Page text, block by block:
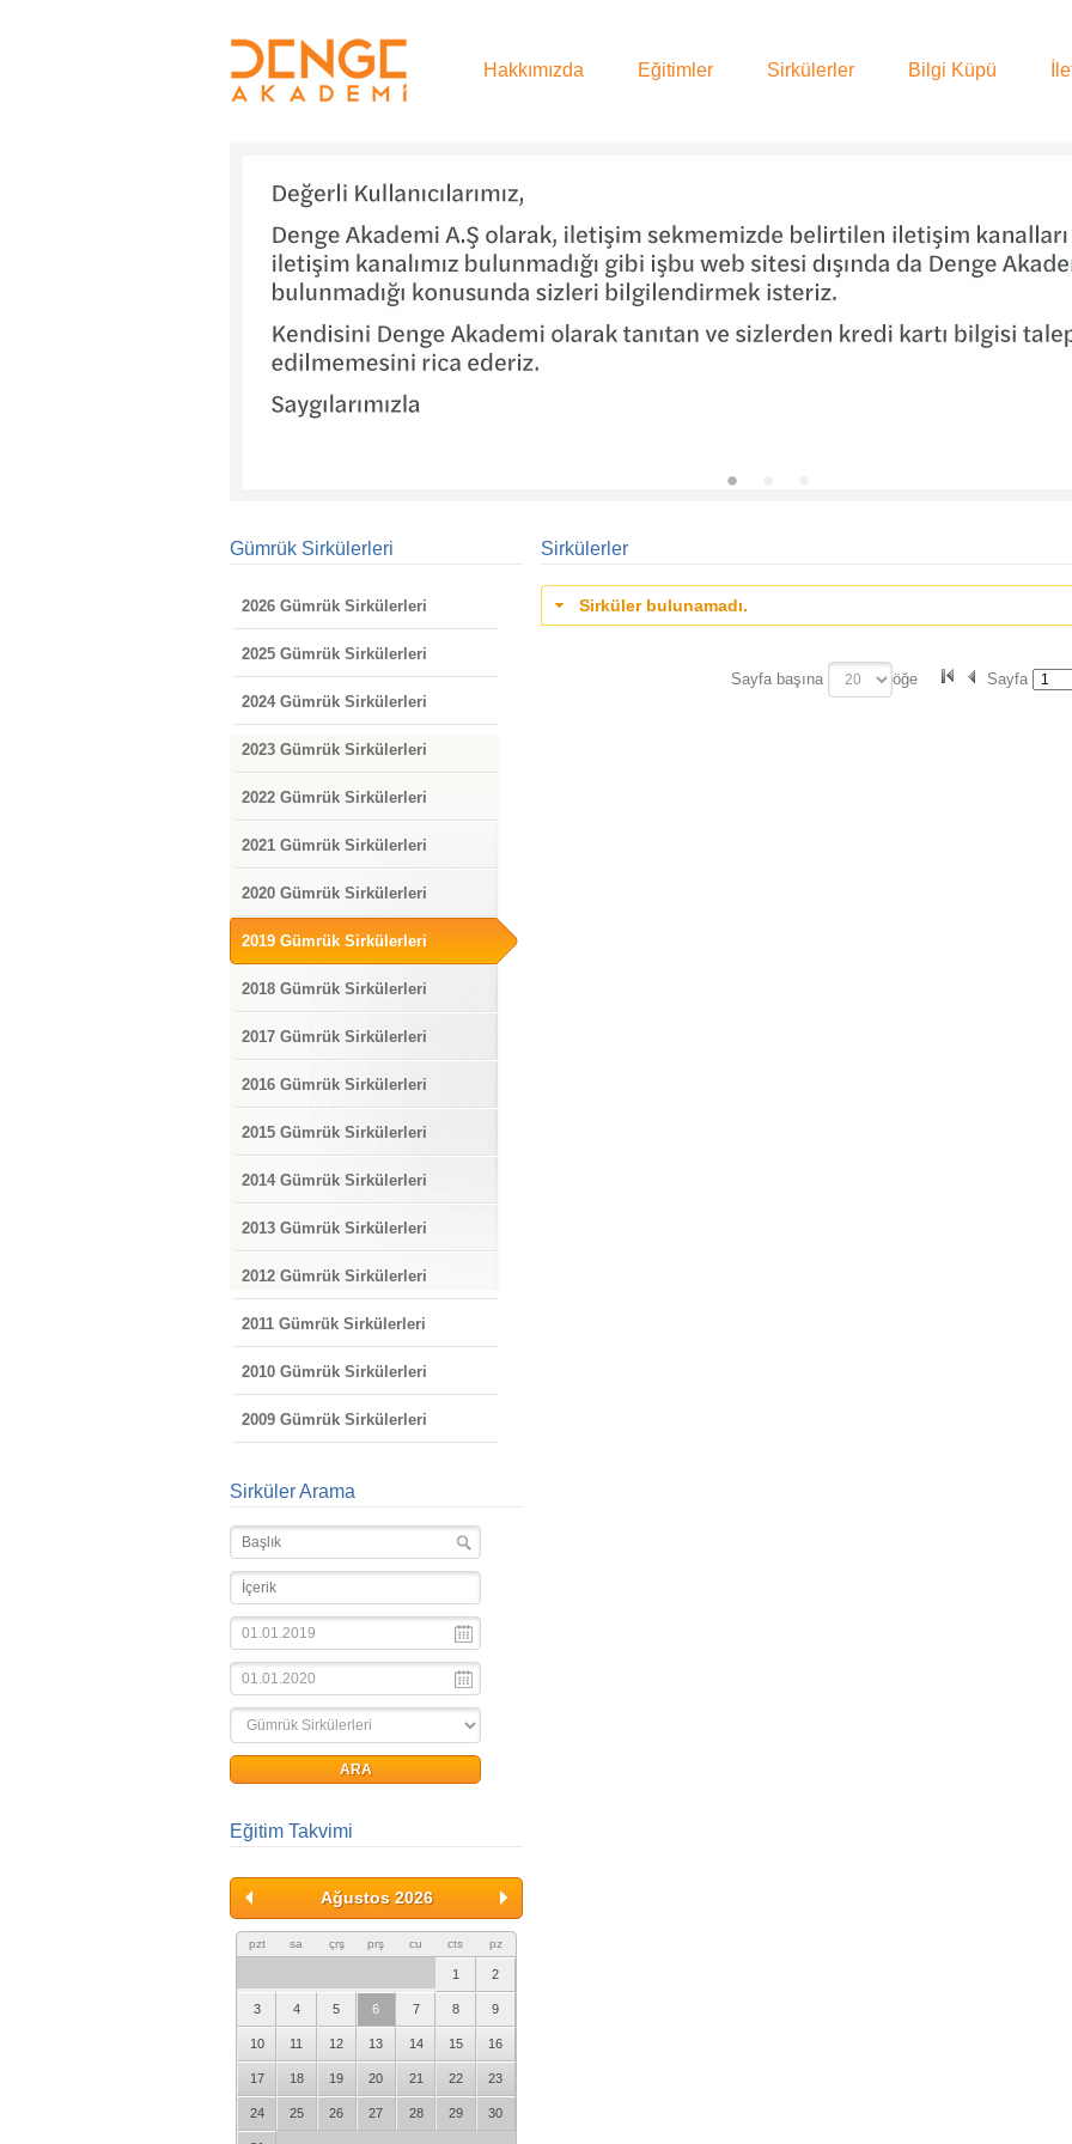
Hakkımızda Eğitimler Sirkülerler Bilgi Küpü
Gümrük Sirkülerleri
2026 Gümrük Sirkülerleri
2025 Gümrük Sirkülerleri
2024 Gümrük Sirkülerleri
2023 Gümrük Sirkülerleri
2022 Gümrük Sirkülerleri
2021 Gümrük Sirkülerleri
2020 Gümrük Sirkülerleri
2019 Gümrük Sirkülerleri
2018 Gümrük Sirkülerleri
2017 Gümrük Sirkülerleri
2016 Gümrük Sirkülerleri
2015 Gümrük Sirkülerleri
2014 Gümrük Sirkülerleri
2013 Gümrük Sirkülerleri
2012 Gümrük Sirkülerleri
2011 Gümrük Sirkülerleri
2010 Gümrük Sirkülerleri
2009 Gümrük Sirkülerleri
Sirküler Arama
Eğitim Takvimi
Ağustos 2026
pzt sa çrş prş cu cts pz
1 2
3 4 5 6 7 8 9
10 11 12 13 14 15 16
17 18 19 20 21 22 23
24 25 26 27 28 29 30
Sirkülerler
Sirküler bulunamadı.
Sayfa başına öğe Sayfa